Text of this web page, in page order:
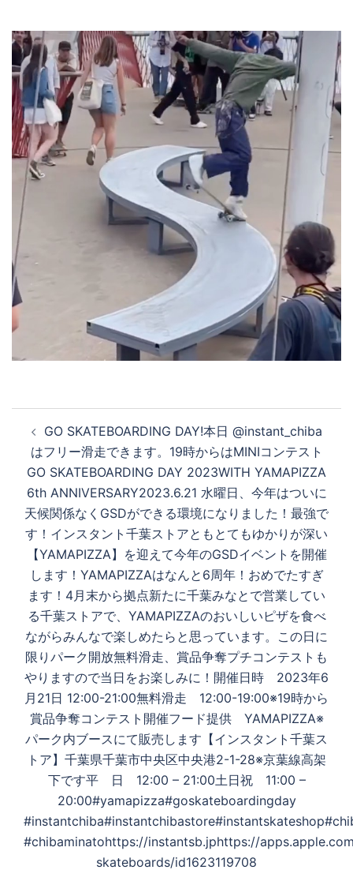
ナ
ビ
ゲ
ー
ン
GO SKATEBOARDING DAY!本日 @instant_chiba
はフリー滑走できます。19時からはMINIコンテスト
GO SKATEBOARDING DAY 2023WITH YAMAPIZZA
6th ANNIVERSARY2023.6.21 水曜日、今年はついに
天候関係なくGSDができる環境になりました！最強で
す！インスタント千葉ストアともとてもゆかりが深い
【YAMAPIZZA】を迎えて今年のGSDイベントを開催
します！YAMAPIZZAはなんと6周年！おめでたすぎ
ます！4月末から拠点新たに千葉みなとで営業してい
る千葉ストアで、YAMAPIZZAのおいしいピザを食べ
ながらみんなで楽しめたらと思っています。この日に
限りパーク開放無料滑走、賞品争奪プチコンテストも
やりますので当日をお楽しみに！開催日時 2023年6
月21日 12:00-21:00無料滑走 12:00-19:00※19時から
賞品争奪コンテスト開催フード提供 YAMAPIZZA※
パーク内ブースにて販売します【インスタント千葉ス
トア】千葉県千葉市中央区中央港2-1-28※京葉線高架
下です平 日 12:00 – 21:00土日祝 11:00 –
20:00#yamapizza#goskateboardingday
#chibaminatohttps://instantsb.jphttps://
skateboards/id1623119708